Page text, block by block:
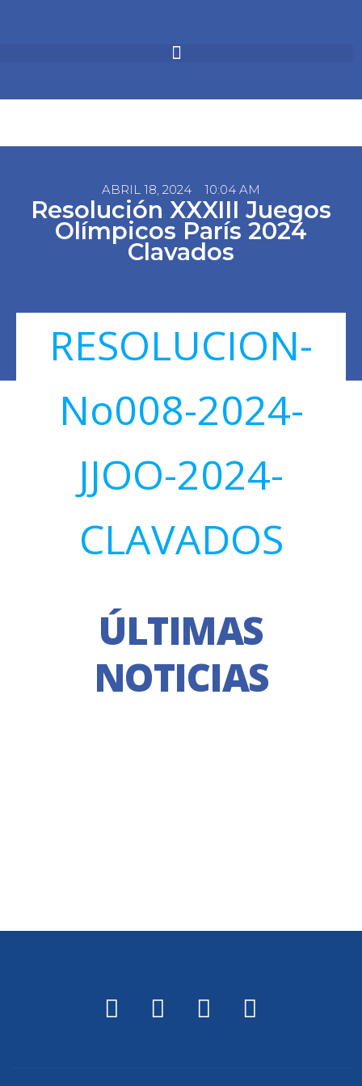
ABRIL 18, 2024 10:04 AM
Resolución XXXIII Juegos
Olímpicos París 2024
Clavados
RESOLUCION-
No008-2024-
JJOO-2024-
CLAVADOS
ÚLTIMAS
NOTICIAS